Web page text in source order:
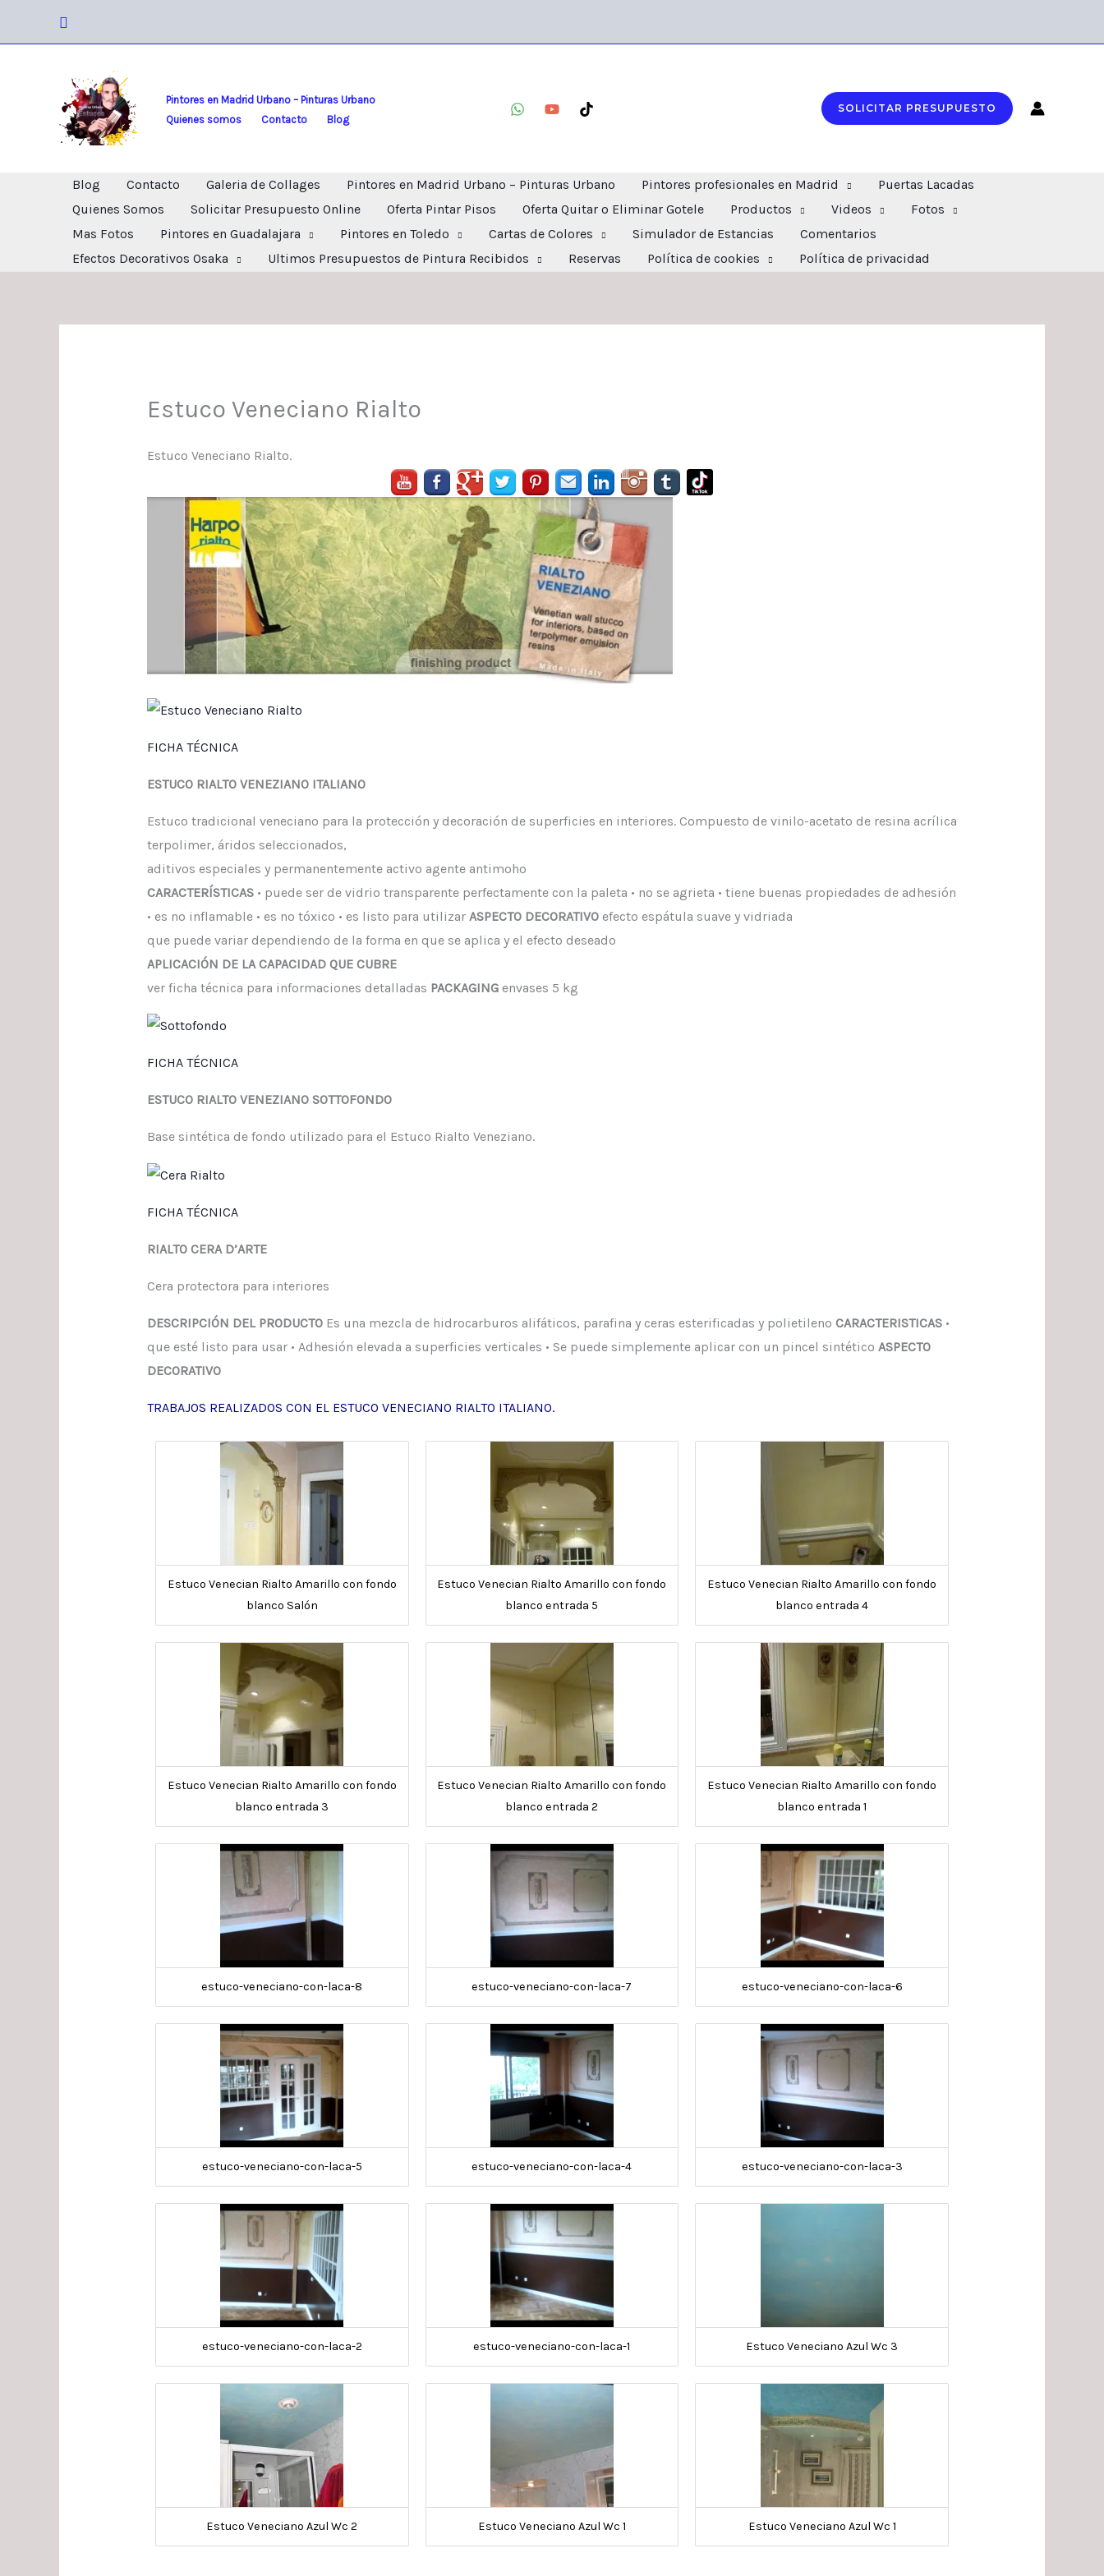
Buscar
Pintores en Madrid Urbano – Pinturas Urbano
Quienes somos
Contacto Blog
SOLICITAR PRESUPUESTO
Blog Contacto Galeria de Collages Pintores en Madrid Urbano – Pinturas Urbano Pintores profesionales en Madrid
Puertas Lacadas
Quienes Somos
Solicitar Presupuesto Online Oferta Pintar Pisos Oferta Quitar o Eliminar Gotele Productos Videos
Fotos
Mas Fotos
Pintores en Guadalajara Pintores en Toledo Cartas de Colores Simulador de Estancias
Comentarios
Efectos Decorativos Osaka
Ultimos Presupuestos de Pintura Recibidos Reservas Política de cookies Política de privacidad
Estuco Veneciano Rialto
Estuco Veneciano Rialto.
FICHA TÉCNICA
ESTUCO RIALTO VENEZIANO ITALIANO
Estuco tradicional veneciano para la protección y decoración de superficies en interiores. Compuesto de vinilo-acetato de resina acrílica
terpolimer, áridos seleccionados,
aditivos especiales y permanentemente activo agente antimoho
CARACTERÍSTICAS• puede ser de vidrio transparente perfectamente con la paleta • no se agrieta • tiene buenas propiedades de adhesión
• es no inflamable • es no tóxico • es listo para utilizar ASPECTO DECORATIVOefecto espátula suave y vidriada
que puede variar dependiendo de la forma en que se aplica y el efecto deseado
APLICACIÓN DE LA CAPACIDAD QUE CUBRE
ver ficha técnica para informaciones detalladas PACKAGINGenvases 5 kg
FICHA TÉCNICA
ESTUCO RIALTO VENEZIANO SOTTOFONDO
Base sintética de fondo utilizado para el Estuco Rialto Veneziano.
FICHA TÉCNICA
RIALTO CERA D’ARTE
Cera protectora para interiores
DESCRIPCIÓN DEL PRODUCTOEs una mezcla de hidrocarburos alifáticos, parafina y ceras esterificadas y polietileno CARACTERISTICAS•
que esté listo para usar • Adhesión elevada a superficies verticales • Se puede simplemente aplicar con un pincel sintético ASPECTO
DECORATIVO
TRABAJOS REALIZADOS CON EL ESTUCO VENECIANO RIALTO ITALIANO.
Estuco Venecian Rialto Amarillo con fondo
blanco Salón
Estuco Venecian Rialto Amarillo con fondo
blanco entrada 5
Estuco Venecian Rialto Amarillo con fondo
blanco entrada 4
Estuco Venecian Rialto Amarillo con fondo
blanco entrada 3
Estuco Venecian Rialto Amarillo con fondo
blanco entrada 2
Estuco Venecian Rialto Amarillo con fondo
blanco entrada 1
estuco-veneciano-con-laca-8 estuco-veneciano-con-laca-7 estuco-veneciano-con-laca-6
estuco-veneciano-con-laca-5 estuco-veneciano-con-laca-4 estuco-veneciano-con-laca-3
estuco-veneciano-con-laca-2 estuco-veneciano-con-laca-1 Estuco Veneciano Azul Wc 3
Estuco Veneciano Azul Wc 2 Estuco Veneciano Azul Wc 1 Estuco Veneciano Azul Wc 1